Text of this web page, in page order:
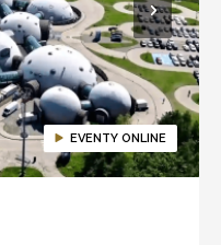
EVENTY ONLINE